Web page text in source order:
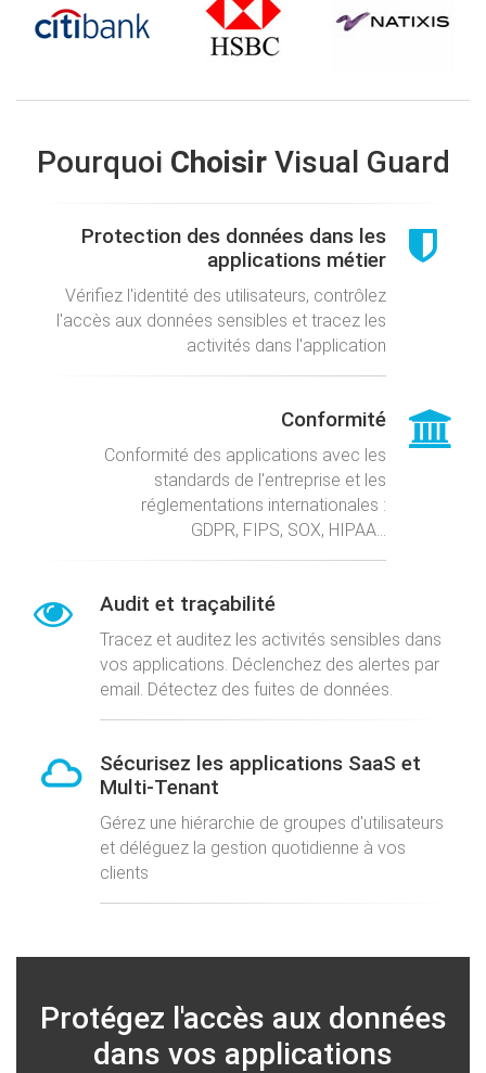
Pourquoi ChoisirVisual Guard
Protection des données dans les
applications métier
Vérifiez l'identité des utilisateurs, contrôlez
l'accès aux données sensibles et tracez les
activités dans l'application
Conformité
Conformité des applications avec les
standards de l'entreprise et les
réglementations internationales :
GDPR, FIPS, SOX, HIPAA...
Audit et traçabilité
Tracez et auditez les activités sensibles dans
vos applications. Déclenchez des alertes par
email. Détectez des fuites de données.
Sécurisez les applications SaaS et
Multi-Tenant
Gérez une hiérarchie de groupes d'utilisateurs
et déléguez la gestion quotidienne à vos
clients
Protégez l'accès aux données
dans vos applications